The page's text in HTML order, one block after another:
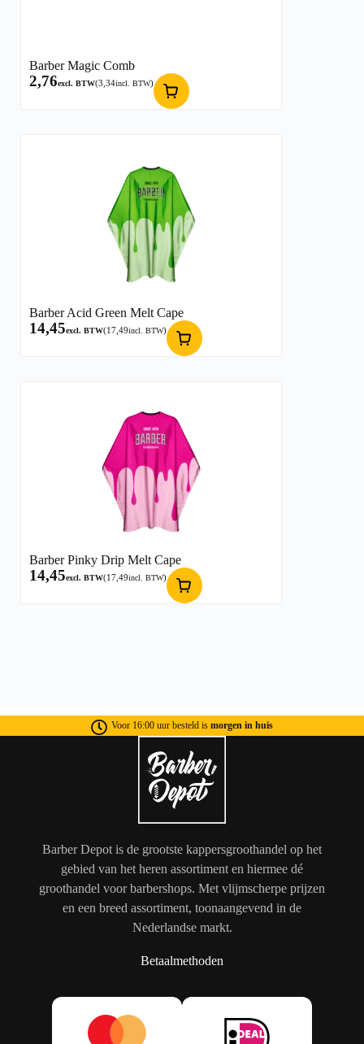
Barber Magic Comb
2,76excl. BTW(3,34incl. BTW)
Barber Acid Green Melt Cape
14,45excl. BTW(17,49incl. BTW)
Barber Pinky Drip Melt Cape
14,45excl. BTW(17,49incl. BTW)
Voor 16:00 uur besteld is morgen in huis
Barber Depot is de grootste kappersgroothandel op het
gebied van het heren assortiment en hiermee dé
groothandel voor barbershops. Met vlijmscherpe prijzen
en een breed assortiment, toonaangevend in de
Nederlandse markt.
Betaalmethoden